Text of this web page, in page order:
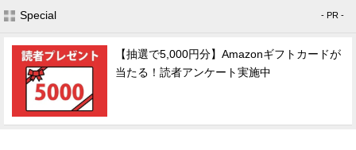
Special - PR -
【抽選で5,000円分】Amazonギフトカードが
当たる！読者アンケート実施中